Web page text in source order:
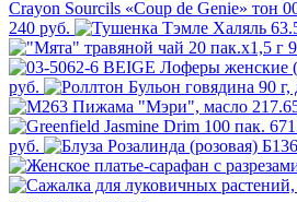
240 руб.
руб.
руб.